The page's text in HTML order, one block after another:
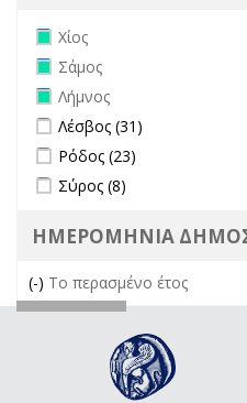
Remove Χίος filter
Χίος
Remove Σάμος filter
Σάμος
Remove Λήμνος filter
Λήμνος
Apply Λέσβος filter
Λέσβος (31)
Apply Ρόδος filter
Ρόδος (23)
Apply Σύρος filter
Σύρος (8)
ΗΜΕΡΟΜΗΝΙΑ
(-) Remove Το περασμένο
Το περασμένο έτος